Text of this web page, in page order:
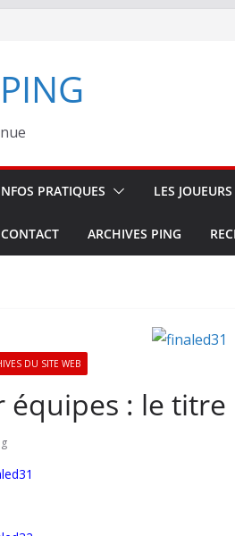
PRATIQUES LES JOUEURS
ARCHIVES PING
DU SITE WEB
équipes : le